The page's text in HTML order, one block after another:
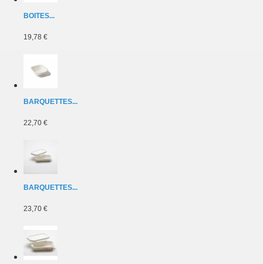
BOITES...
19,78 €
BARQUETTES...
22,70 €
BARQUETTES...
23,70 €